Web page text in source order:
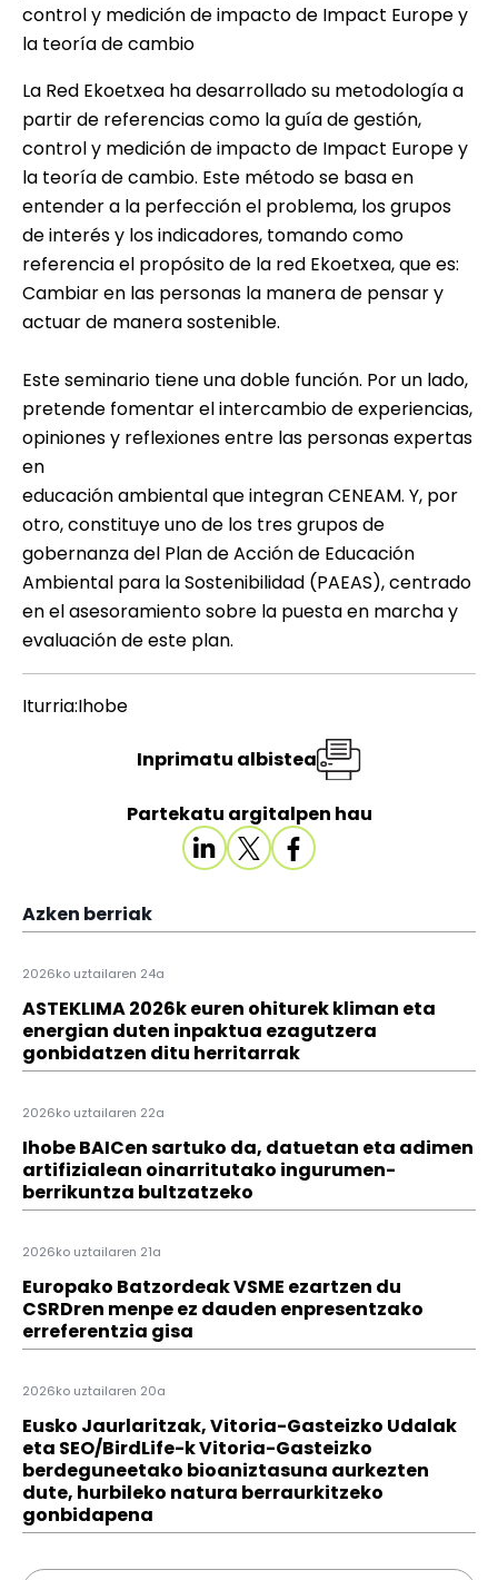
control y medición de impacto de Impact Europe y
la teoría de cambio
La Red Ekoetxea ha desarrollado su metodología a
partir de referencias como la guía de gestión,
control y medición de impacto de Impact Europe y
la teoría de cambio. Este método se basa en
entender a la perfección el problema, los grupos
de interés y los indicadores, tomando como
referencia el propósito de la red Ekoetxea, que es:
Cambiar en las personas la manera de pensar y
actuar de manera sostenible.
Este seminario tiene una doble función. Por un lado,
pretende fomentar el intercambio de experiencias,
opiniones y reflexiones entre las personas expertas
en
educación ambiental que integran CENEAM. Y, por
otro, constituye uno de los tres grupos de
gobernanza del Plan de Acción de Educación
Ambiental para la Sostenibilidad (PAEAS), centrado
en el asesoramiento sobre la puesta en marcha y
evaluación de este plan.
Iturria:Ihobe
Partekatu argitalpen hau
Inprimatu albistea
Azken berriak
2026ko uztailaren 24a
ASTEKLIMA 2026k euren ohiturek kliman eta
energian duten inpaktua ezagutzera
gonbidatzen ditu herritarrak
2026ko uztailaren 22a
Ihobe BAICen sartuko da, datuetan eta adimen
artifizialean oinarritutako ingurumen-
berrikuntza bultzatzeko
2026ko uztailaren 21a
Europako Batzordeak VSME ezartzen du
CSRDren menpe ez dauden enpresentzako
erreferentzia gisa
2026ko uztailaren 20a
Eusko Jaurlaritzak, Vitoria-Gasteizko Udalak
eta SEO/BirdLife-k Vitoria-Gasteizko
berdeguneetako bioaniztasuna aurkezten
dute, hurbileko natura berraurkitzeko
gonbidapena